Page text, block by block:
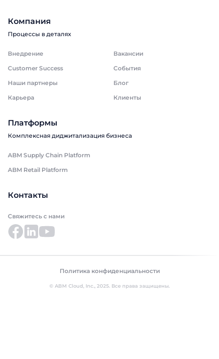
Компания
Процессы в деталях
Внедрение
Вакансии
Customer Success
События
Наши партнеры
Блог
Карьера
Клиенты
Платформы
Комплексная диджитализация бизнеса
ABM Supply Chain Platform
ABM Retail Platform
Контакты
Свяжитесь с нами
Политика конфиденциальности
© ABM Cloud, Inc., 2025. Все права защищены.